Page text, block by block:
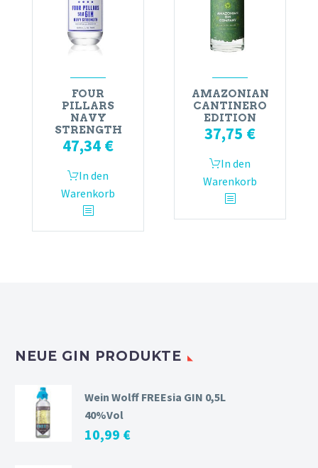
FOUR
PILLARS
NAVY
STRENGTH
47,34 €
In den
Warenkorb
AMAZONIAN
CANTINERO
EDITION
37,75 €
In den
Warenkorb
NEUE GIN PRODUKTE
Wein Wolff FREEsia GIN 0,5L
40%Vol
10,99 €